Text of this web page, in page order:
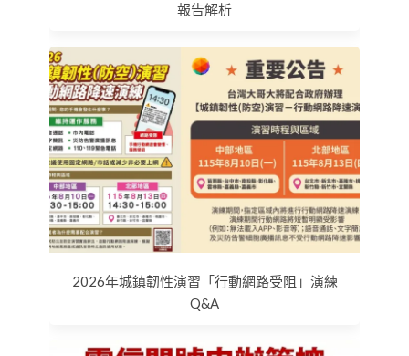
報告解析
2026年城鎮韌性演習「行動網路受阻」演練
Q&A